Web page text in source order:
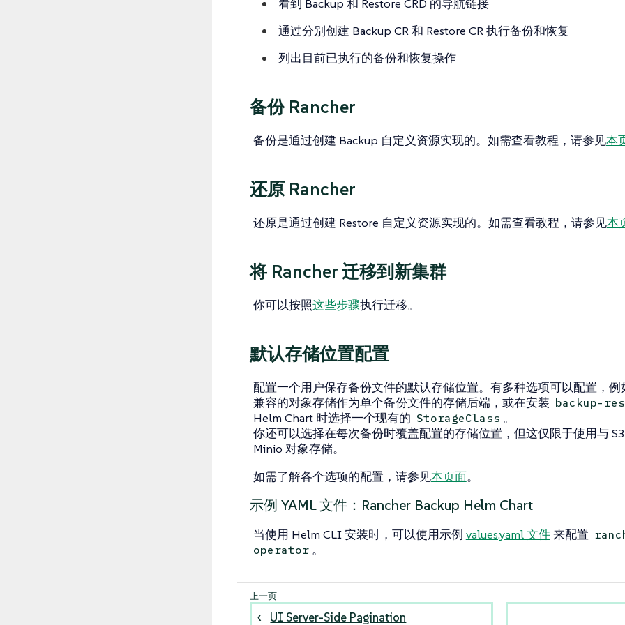
看到 Backup 和 Restore CRD 的导航链接
通过分别创建 Backup CR 和 Restore CR 执行备份和恢复
列出目前已执行的备份和恢复操作
备份 Rancher
备份是通过创建 Backup 自定义资源实现的。如需查看教程，请参见本
还原 Rancher
还原是通过创建 Restore 自定义资源实现的。如需查看教程，请参见本
将 Rancher 迁移到新集群
你可以按照这些步骤执行迁移。
默认存储位置配置
配置一个用户保存备份文件的默认存储位置。有多种选项可以配置，例
兼容的对象存储作为单个备份文件的存储后端，或在安装 backup-
Helm Chart 时选择一个现有的 StorageClass 。
你还可以选择在每次备份时覆盖配置的存储位置，但这仅限于使用与
Minio 对象存储。
如需了解各个选项的配置，请参见本页面。
示例 YAML 文件：Rancher Backup Helm Chart
当使用 Helm CLI 安装时，可以使用示例 values.yaml 文件来配置
operator 。
UI Server-Side Pagination